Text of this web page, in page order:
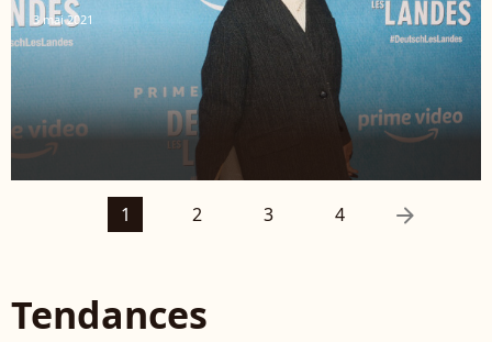
3 mai 2021
1 2 3 4 arrow_right
Tendances